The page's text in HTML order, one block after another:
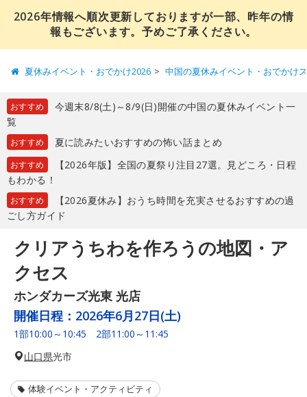
2026年情報へ順次更新しておりますが一部、昨年の情
報もございます。予めご了承ください。
夏休みイベント・おでかけ2026 中国の夏休みイベント・おでかけ
おすすめ
今週末8/8(土)～8/9(日)開催の中国の夏休みイベント一
覧
おすすめ 夏に読みたいおすすめの怖い話まとめ
おすすめ
【2026年版】全国の夏祭り注目27選。見どころ・日程
もわかる！
おすすめ
【2026夏休み】おうち時間を充実させるおすすめの過
ごし方ガイド
クリアうちわを作ろうの地図・ア
クセス
ホンダカーズ光東 光店
開催日程： 2026年6月27日(土)
1部10:00～10:45 2部11:00～11:45
山口県光市
体験イベント・アクティビティ